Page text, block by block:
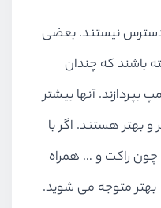
نیستند. بعضی
باشند که چندان
آنها بیشتر
بهتر هستند. اگر با
چون راکت و … همراه
متوجه می شوید.